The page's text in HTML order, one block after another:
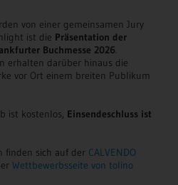
von einer gemeinsamen Jury
ist die Präsentation der
Buchmesse 2026
erhalten darüber hinaus die
vor Ort einem breiten Publikum
ist kostenlos, Einsendeschluss ist
finden sich auf der CALVENDO
Wettbewerbsseite von tolino